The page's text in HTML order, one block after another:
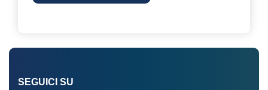
SEGUICI SU